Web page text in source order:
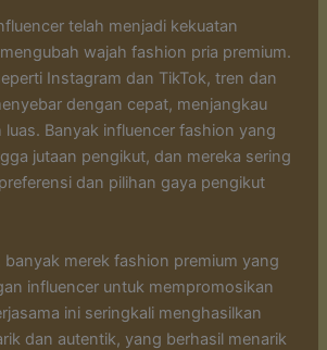
telah menjadi kekuatan
wajah fashion pria premium.
Instagram dan TikTok, tren dan
dengan cepat, menjangkau
luas. Banyak influencer fashion yang
jutaan pengikut, dan mereka sering
dan pilihan gaya pengikut
banyak merek fashion premium yang
influencer untuk mempromosikan
ini seringkali menghasilkan
dan autentik, yang berhasil menarik